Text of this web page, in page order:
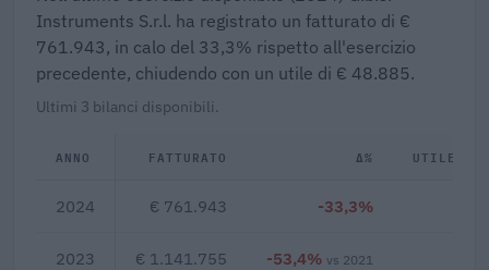
Instruments S.r.l. ha registrato un fatturato di €
761.943, in calo del 33,3% rispetto all'esercizio
precedente, chiudendo con un utile di € 48.885.
Ultimi 3 bilanci disponibili.
ANNO FATTURATO Δ% UTILE/
2024 € 761.943 -33,3%
2023 € 1.141.755 -53,4% vs 2021